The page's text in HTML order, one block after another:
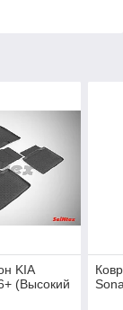
KIA
(Высокий